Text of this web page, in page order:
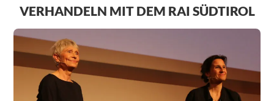
VERHANDELN MIT DEM RAI SÜDTIROL